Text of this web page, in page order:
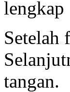
Setelah
tangan.